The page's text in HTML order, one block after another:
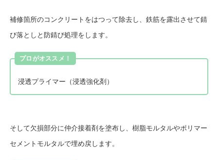
補修箇所のコンクリートをはつって除去し、鉄筋を露出させて錆
び落としと防錆び処理をします。
プロがオススメ！
浸透プライマー（浸透強化剤）
そして欠損部分に仲介接着剤を塗布し、樹脂モルタルやポリマー
セメントモルタルで埋め戻します。